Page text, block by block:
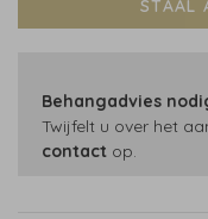
STAAL
Behangadvies
Twijfelt u over het
contact op.